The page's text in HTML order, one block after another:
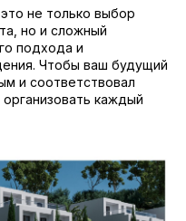
не только выбор
но и сложный
подхода и
Чтобы ваш будущий
и соответствовал
каждый